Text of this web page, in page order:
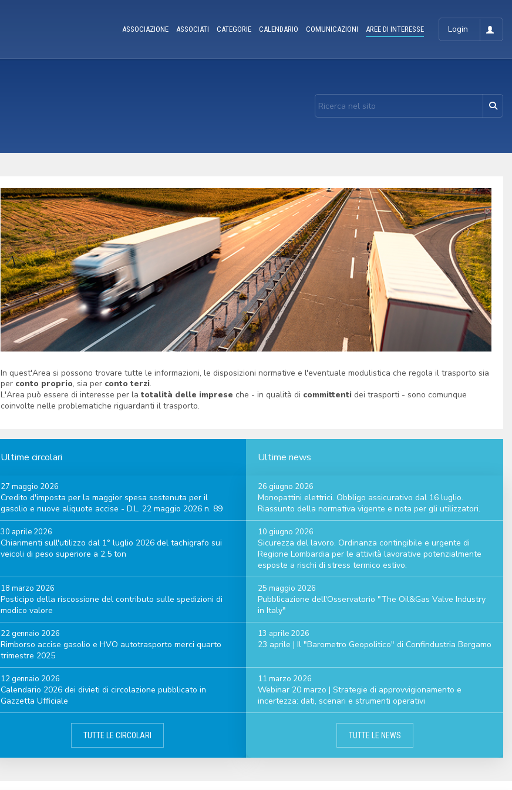
Login
ASSOCIAZIONE ASSOCIATI CATEGORIE CALENDARIO COMUNICAZIONI AREE DI INTERESSE
In quest'Area si possono trovare tutte le informazioni, le disposizioni normative e l'eventuale modulistica che regola il trasporto sia
per conto proprio, sia per conto terzi.
L'Area può essere di interesse per la totalità delle imprese che - in qualità di committenti dei trasporti - sono comunque
coinvolte nelle problematiche riguardanti il trasporto.
Ultime circolari
27 maggio 2026
Credito d'imposta per la maggior spesa sostenuta per il
gasolio e nuove aliquote accise - D.L. 22 maggio 2026 n. 89
30 aprile 2026
Chiarimenti sull'utilizzo dal 1° luglio 2026 del tachigrafo sui
veicoli di peso superiore a 2,5 ton
18 marzo 2026
Posticipo della riscossione del contributo sulle spedizioni di
modico valore
22 gennaio 2026
Rimborso accise gasolio e HVO autotrasporto merci quarto
trimestre 2025
12 gennaio 2026
Calendario 2026 dei divieti di circolazione pubblicato in
Gazzetta Ufficiale
TUTTE LE CIRCOLARI
Ultime news
26 giugno 2026
Monopattini elettrici. Obbligo assicurativo dal 16 luglio.
Riassunto della normativa vigente e nota per gli utilizzatori.
10 giugno 2026
Sicurezza del lavoro. Ordinanza contingibile e urgente di
Regione Lombardia per le attività lavorative potenzialmente
esposte a rischi di stress termico estivo.
25 maggio 2026
Pubblicazione dell'Osservatorio "The Oil&Gas Valve Industry
in Italy"
13 aprile 2026
23 aprile | Il "Barometro Geopolitico" di Confindustria Bergamo
11 marzo 2026
Webinar 20 marzo | Strategie di approvvigionamento e
incertezza: dati, scenari e strumenti operativi
TUTTE LE NEWS